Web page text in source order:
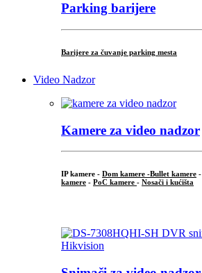
Parking barijere
Barijere za čuvanje parking mesta
Video Nadzor
Kamere za video nadzor
IP kamere - Dom kamere -Bullet kamere -
kamere - PoC kamere - Nosači i kućišta